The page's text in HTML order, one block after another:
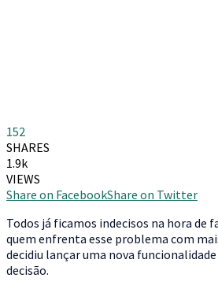
152
SHARES
1.9k
VIEWS
Share on FacebookShare on Twitter
Todos já ficamos indecisos na hora de
quem enfrenta esse problema com
decidiu lançar uma nova
decisão.